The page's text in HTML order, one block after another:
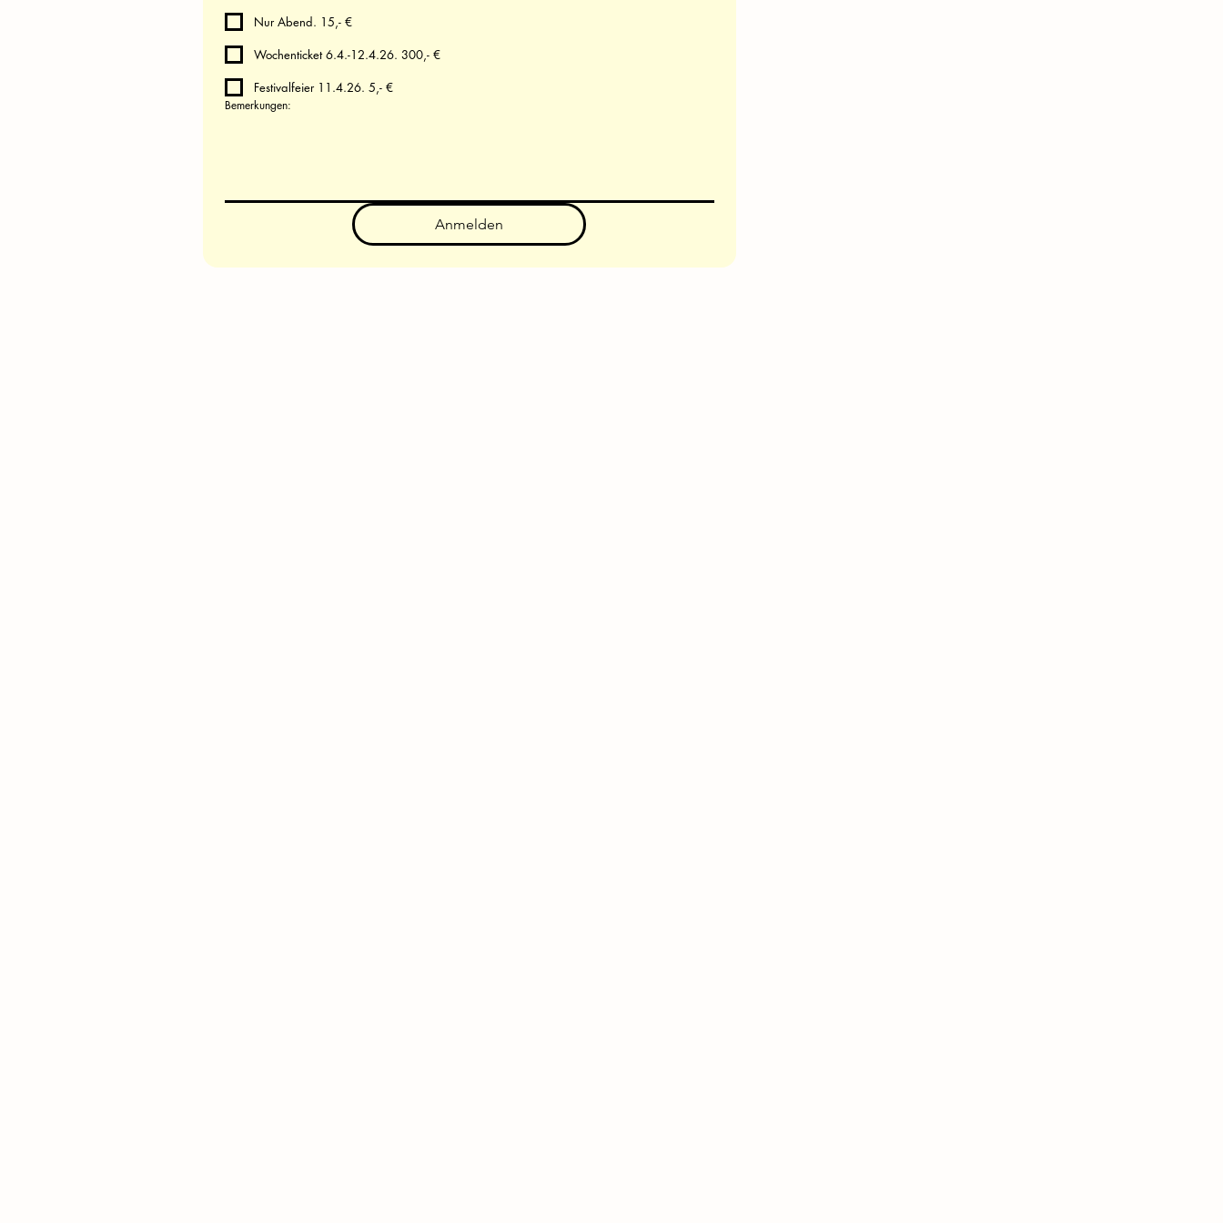
Nur Abend. 15,- €
Wochenticket 6.4.-12.4.26. 300,- €
Festivalfeier 11.4.26. 5,- €
Bemerkungen:
Anmelden